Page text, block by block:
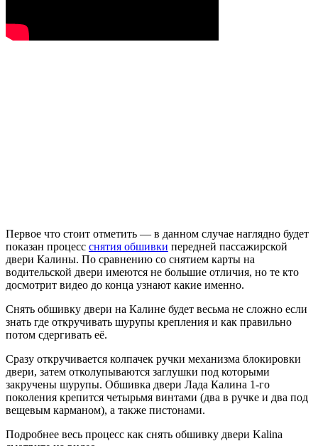
Первое что стоит отметить — в данном случае наглядно будет
показан процесс снятия обшивки передней пассажирской
двери Калины. По сравнению со снятием карты на
водительской двери имеются не большие отличия, но те кто
досмотрит видео до конца узнают какие именно.
Снять обшивку двери на Калине будет весьма не сложно если
знать где откручивать шурупы крепления и как правильно
потом сдергивать её.
Сразу откручивается колпачек ручки механизма блокировки
двери, затем отколупываются заглушки под которыми
закручены шурупы. Обшивка двери Лада Калина 1-го
поколения крепится четырьмя винтами (два в ручке и два под
вещевым карманом), а также пистонами.
Подробнее весь процесс как снять обшивку двери Kalina